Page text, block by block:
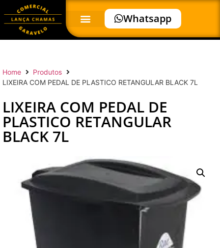
Whatsapp
Home
Produtos
LIXEIRA COM PEDAL DE PLASTICO RETANGULAR BLACK 7L
LIXEIRA COM PEDAL DE
PLASTICO RETANGULAR
BLACK 7L